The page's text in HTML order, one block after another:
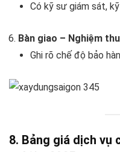
Có kỹ sư giám sát,
Bàn giao – Nghiệm
Ghi rõ chế độ bảo
8. Bảng giá dịch vụ